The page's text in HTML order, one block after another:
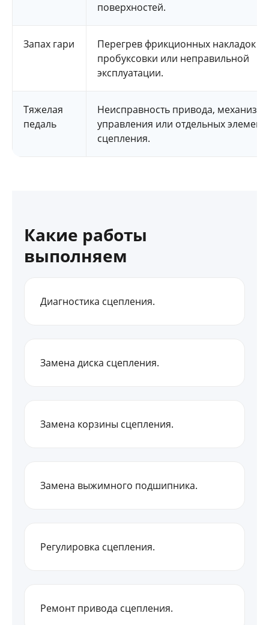
поверхностей.
Запах гари
Перегрев фрикционных накладок
пробуксовки или неправильной
эксплуатации.
Тяжелая
педаль
Неисправность привода, механизма
управления или отдельных
сцепления.
Какие работы
выполняем
Диагностика сцепления.
Замена диска сцепления.
Замена корзины сцепления.
Замена выжимного подшипника.
Регулировка сцепления.
Ремонт привода сцепления.